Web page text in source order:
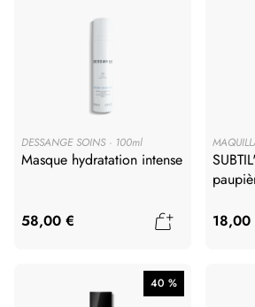
DESSANGE SOINS 100ml
Masque hydratation intense
58,00 € Ajouter au
18,00
40 %